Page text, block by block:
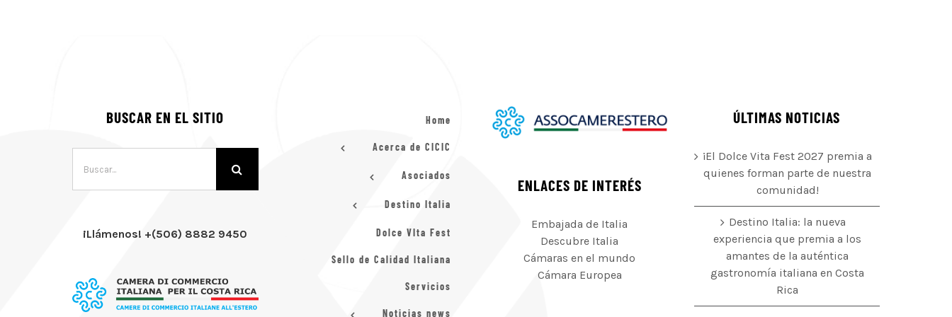
BUSCAR EN EL SITIO
¡Llámenos! +(506) 8882 9450
Home
Acerca de CICIC
Asociados
Destino Italia
Dolce VIta Fest
Sello de Calidad Italiana
Servicios
Noticias news
ENLACES DE INTERÉS
Embajada de Italia
Descubre Italia
Cámaras en el mundo
Cámara Europea
ÚLTIMAS NOTICIAS
¡El Dolce Vita Fest 2027 premia a
quienes forman parte de nuestra
comunidad!
Destino Italia: la nueva
experiencia que premia a los
amantes de la auténtica
gastronomía italiana en Costa
Rica